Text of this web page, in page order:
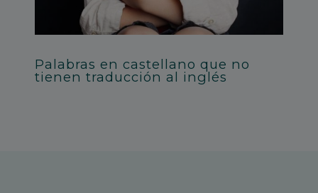
Palabras en castellano que no
tienen traducción al inglés